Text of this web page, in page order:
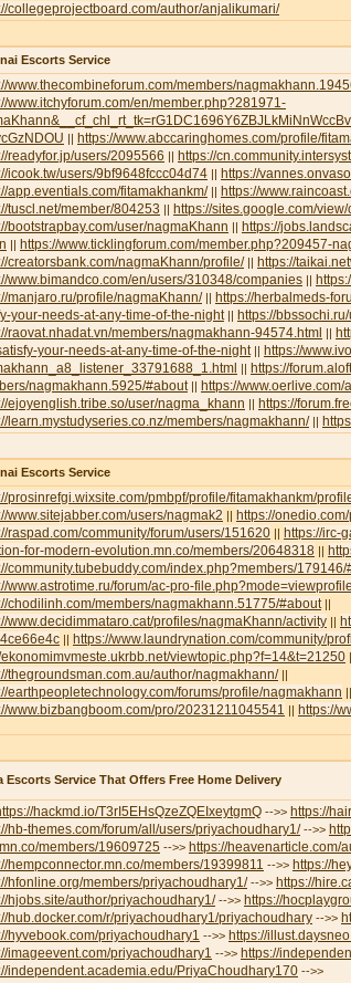
collegeprojectboard.com/author/anjalikumari/
Escorts Service
www.thecombineforum.com/members/
www.itchyforum.com/en/member.php?281971-
|| https://www.abccaringhomes.com/profile/
readyfor.jp/users/2095566 || https://
icook.tw/users/9bf9648fccc04d74 || https://
app.eventials.com/fitamakhankm/|| https://
tuscl.net/member/804253 || https://sites.google.com/
bootstrapbay.com/user/nagmaKhann || https://
|| https://www.ticklingforum.com/member.php?209457-
creatorsbank.com/nagmaKhann/profile/|| https://
www.bimandco.com/en/users/310348/companies ||
manjaro.ru/profile/nagmaKhann/|| https://herbalmeds-
your-needs-at-any-time-of-the-night|| https://
raovat.nhadat.vn/members/nagmakhann-94574.html ||
your-needs-at-any-time-of-the-night|| https://
|| https://
nagmakhann.5925/#about|| https://
ejoyenglish.tribe.so/user/nagma_khann || https://
learn.mystudyseries.co.nz/members/nagmakhann/||
Escorts Service
prosinrefgi.wixsite.com/pmbpf/profile/fitamakhankm/
www.sitejabber.com/users/nagmak2 || https://
raspad.com/community/forum/users/151620 || https://irc-
for-modern-evolution.mn.co/members/20648318 ||
community.tubebuddy.com/index.php?members/179146/
www.astrotime.ru/forum/ac-pro-
chodilinh.com/members/nagmakhann.51775/#about ||
www.decidimmataro.cat/profiles/nagmaKhann/activity ||
|| https://www.laundrynation.com/community/
ekonomimvmeste.ukrbb.net/viewtopic.php?f=14&t=21250
thegroundsman.com.au/author/nagmakhann/||
earthpeopletechnology.com/forums/profile/nagmakhann ||
www.bizbangboom.com/pro/20231211045541 || https://
Escorts Service That Offers Free Home Delivery
hackmd.io/T3rI5EHsQzeZQEIxeytgmQ -->> https://
hb-themes.com/forum/all/users/priyachoudhary1/-->>
members/19609725 -->> https://heavenarticle.com/
hempconnector.mn.co/members/19399811 -->> https://
hfonline.org/members/priyachoudhary1/-->> https://
hjobs.site/author/priyachoudhary1/-->> https://
hub.docker.com/r/priyachoudhary1/priyachoudhary -->>
hyvebook.com/priyachoudhary1 -->> https://
imageevent.com/priyachoudhary1 -->> https://
independent.academia.edu/PriyaChoudhary170 -->>